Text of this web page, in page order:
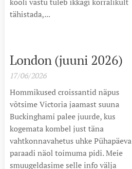
tähistada,...
London (juuni 2026)
17/06/2026
Hommikused croissantid näpus
võtsime Victoria jaamast suuna
Buckinghami palee juurde, kus
kogemata kombel just täna
vahtkonnavahetus uhke Pühapäeva
paraadi näol toimuma pidi. Meie
smuugeldasime selle info välja